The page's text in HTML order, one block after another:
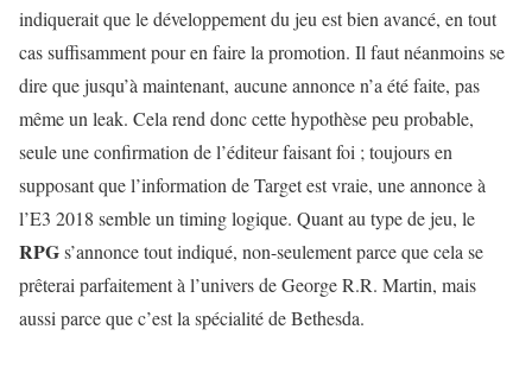
indiquerait que le développement du jeu est bien avancé, en tout
cas suffisamment pour en faire la promotion. Il faut néanmoins se
dire que jusqu’à maintenant, aucune annonce n’a été faite, pas
même un leak. Cela rend donc cette hypothèse peu probable,
seule une confirmation de l’éditeur faisant foi ; toujours en
supposant que l’information de Target est vraie, une annonce à
l’E3 2018 semble un timing logique. Quant au type de jeu, le
RPGs’annonce tout indiqué, non-seulement parce que cela se
prêterai parfaitement à l’univers de George R.R. Martin, mais
aussi parce que c’est la spécialité de Bethesda.